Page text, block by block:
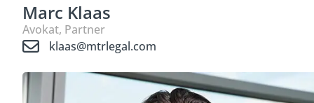
Marc Klaas
Avokat, Partner
klaas@mtrlegal.com